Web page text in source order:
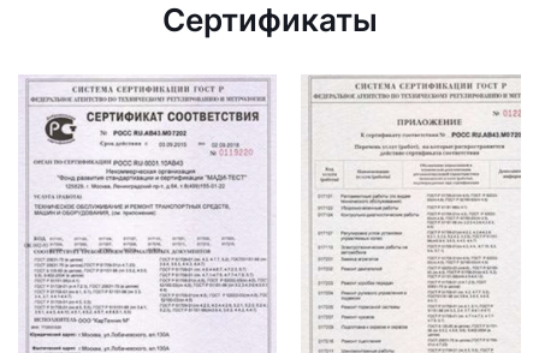
Сертификаты